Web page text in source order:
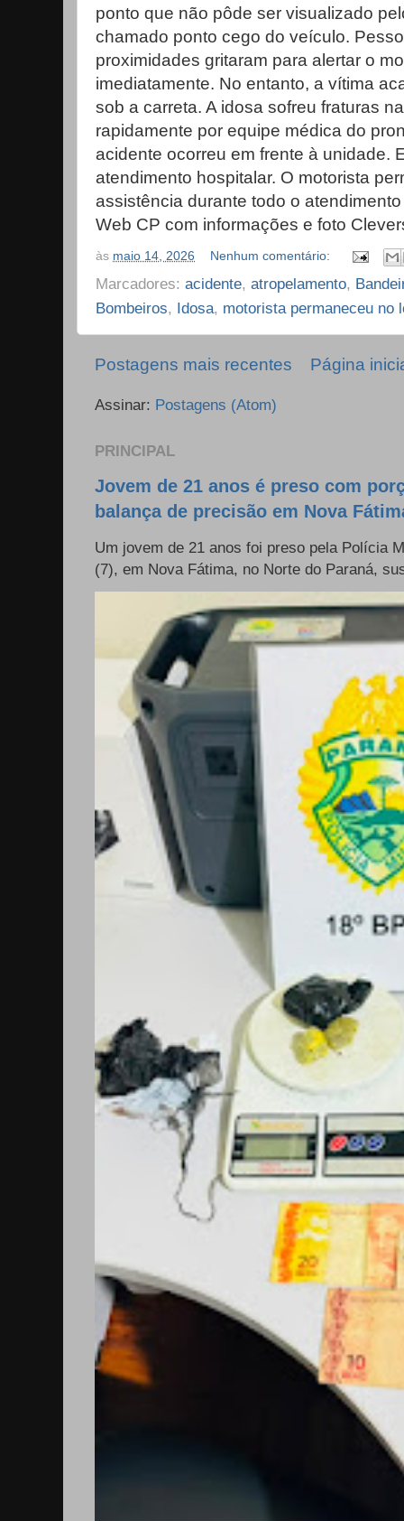
ponto que não pôde ser visualizado
chamado ponto cego do veículo.
proximidades gritaram para alertar o
imediatamente. No entanto, a vítima
sob a carreta. A idosa sofreu fraturas
rapidamente por equipe médica do
acidente ocorreu em frente à unidade.
atendimento hospitalar. O motorista
assistência durante todo o
Web CP com informações e foto
às maio 14, 2026 Nenhum comentário:
Marcadores: acidente, atropelamento,
Bombeiros, Idosa, motorista permaneceu no
Postagens mais recentes Página
Assinar: Postagens (Atom)
PRINCIPAL
Jovem de 21 anos é preso com
balança de precisão em Nova
Um jovem de 21 anos foi preso pela Polícia
(7), em Nova Fátima, no Norte do Paraná,